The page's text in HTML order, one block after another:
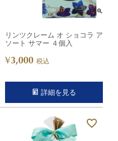
リンツクレーム オ ショコラ ア
ソート サマー ４個入
¥3,000 税込
詳細を見る